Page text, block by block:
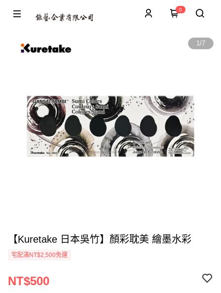
0
1/7
【Kuretake 日本吳竹】顏彩耽美 繪墨水彩
宅配滿NT$2,500免運
NT$500